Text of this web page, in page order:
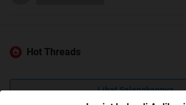
Hot Threads
Lihat Selengkapnya